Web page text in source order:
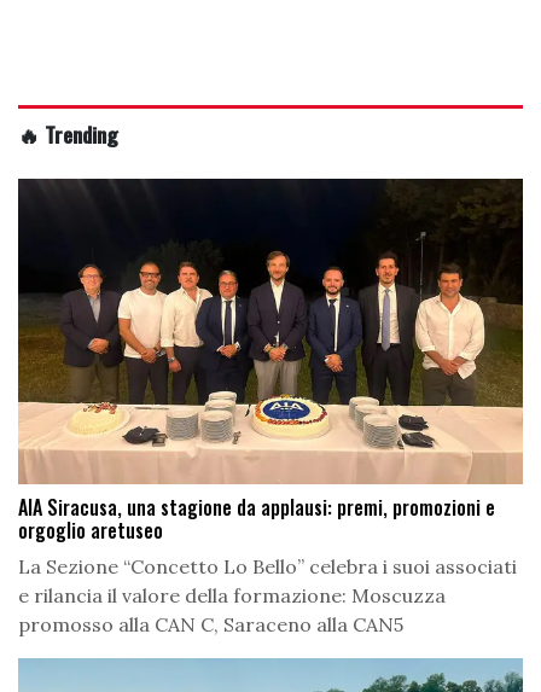
🔥 Trending
AIA Siracusa, una stagione da applausi: premi, promozioni e
orgoglio aretuseo
La Sezione “Concetto Lo Bello” celebra i suoi associati
e rilancia il valore della formazione: Moscuzza
promosso alla CAN C, Saraceno alla CAN5